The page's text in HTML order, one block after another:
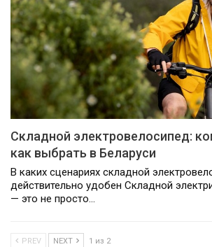
Складной электровелосипед:
как выбрать в Беларуси
В каких сценариях складной
действительно удобен Складной
— это не просто…
PREV NEXT 1 из 2